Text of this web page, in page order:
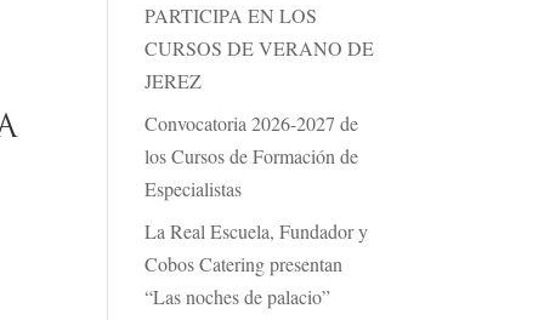
PARTICIPA EN LOS
CURSOS DE VERANO DE
JEREZ
Convocatoria 2026-2027 de
los Cursos de Formación de
Especialistas
La Real Escuela, Fundador y
Cobos Catering presentan
“Las noches de palacio”